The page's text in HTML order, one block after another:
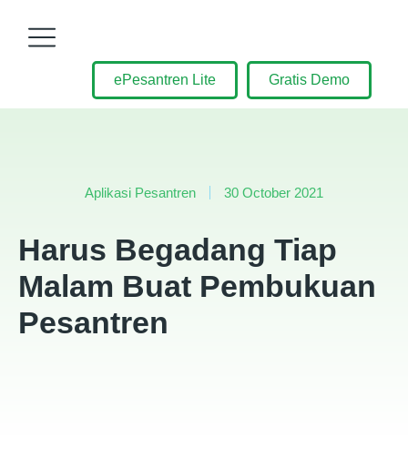
ePesantren Lite Gratis Demo
Aplikasi Pesantren 30 October 2021
Harus Begadang Tiap
Malam Buat Pembukuan
Pesantren